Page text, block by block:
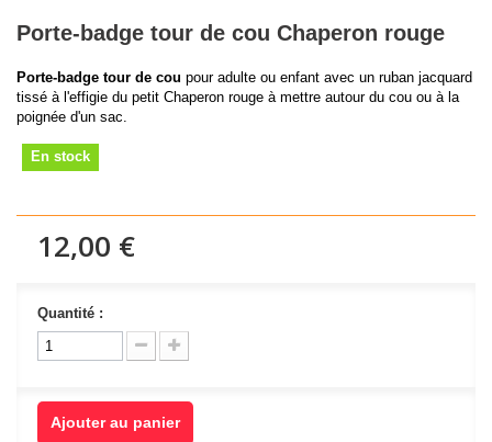
Porte-badge tour de cou Chaperon rouge
Porte-badge tour de cou pour adulte ou enfant avec un ruban jacquard
tissé à l'effigie du petit Chaperon rouge à mettre autour du cou ou à la
poignée d'un sac.
En stock
12,00 €
Quantité :
Ajouter au panier